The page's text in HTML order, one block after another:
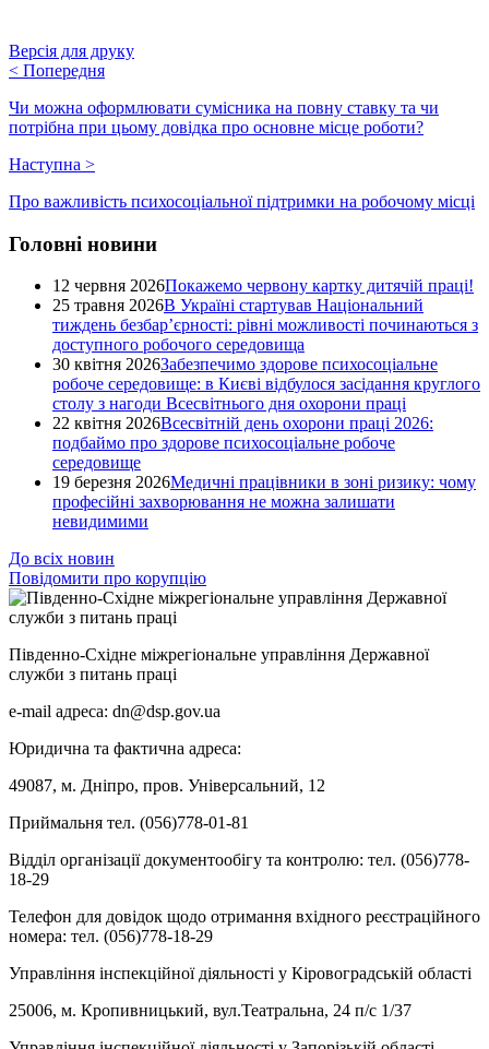
Версія для друку
< Попередня
Чи можна оформлювати сумісника на повну ставку та чи
потрібна при цьому довідка про основне місце роботи?
Наступна >
Про важливість психосоціальної підтримки на робочому місці
Головні новини
12 червня 2026Покажемо червону картку дитячій праці!
25 травня 2026В Україні стартував Національний
тиждень безбар’єрності: рівні можливості починаються з
доступного робочого середовища
30 квітня 2026Забезпечимо здорове психосоціальне
робоче середовище: в Києві відбулося засідання круглого
столу з нагоди Всесвітнього дня охорони праці
22 квітня 2026Всесвітній день охорони праці 2026:
подбаймо про здорове психосоціальне робоче
середовище
19 березня 2026Медичні працівники в зоні ризику: чому
професійні захворювання не можна залишати
невидимими
До всіх новин
Повідомити про корупцію
Південно-Східне міжрегіональне управління Державної
служби з питань праці
e-mail адреса: dn@dsp.gov.ua
Юридична та фактична адреса:
49087, м. Дніпро, пров. Універсальний, 12
Приймальня тел. (056)778-01-81
Відділ організації документообігу та контролю: тел. (056)778-
18-29
Телефон для довідок щодо отримання вхідного реєстраційного
номера: тел. (056)778-18-29
Управління інспекційної діяльності у Кіровоградській області
25006, м. Кропивницький, вул.Театральна, 24 п/с 1/37